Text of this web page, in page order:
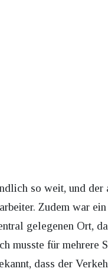
so weit, und der
Zudem war
gelegenen Ort,
musste für mehrere
dass der